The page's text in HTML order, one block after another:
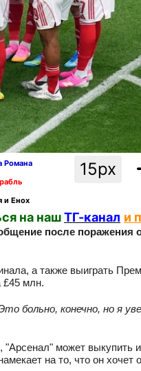
15px
Романа
и Енох
на нашТГ-канал и
после
а также выиграть
£45 млн.
больно, конечно, но я
может выкупить
на то, что он хочет